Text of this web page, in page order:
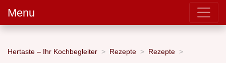
Menu
Hertaste – Ihr Kochbegleiter Rezepte Rezepte